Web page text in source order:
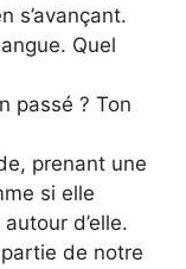
s’avançant.
Quel
passé ? Ton
prenant une
si elle
d’elle.
partie de notre